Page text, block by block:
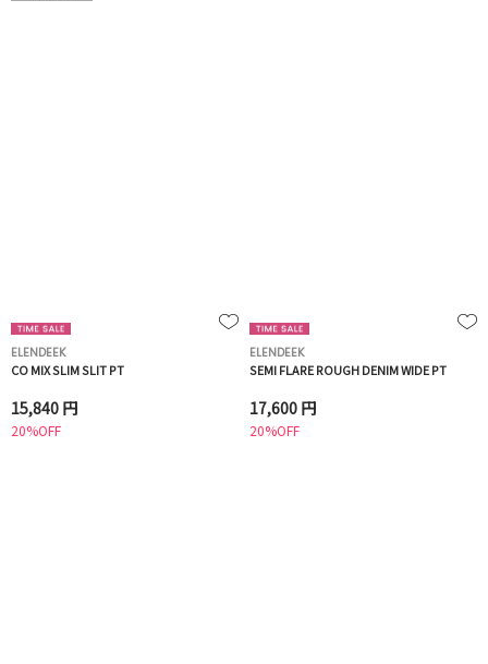
ELENDEEK
CO MIX SLIM SLIT PT
15,840 円
20%OFF
ELENDEEK
SEMI FLARE ROUGH DENIM WIDE PT
17,600 円
20%OFF